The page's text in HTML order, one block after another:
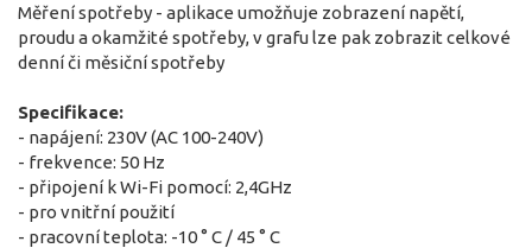
Měření spotřeby - aplikace umožňuje zobrazení napětí,
proudu a okamžité spotřeby, v grafu lze pak zobrazit celkové
denní či měsiční spotřeby
Specifikace:
- napájení: 230V (AC 100-240V)
- frekvence: 50 Hz
- připojení k Wi-Fi pomocí: 2,4GHz
- pro vnitřní použití
- pracovní teplota: -10 ° C / 45 ° C